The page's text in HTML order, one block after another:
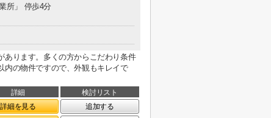
所」 停歩4分
あります。多くの方からこだわり条件
内の物件ですので、外観もキレイで
詳細
検討リスト
詳細を見る
追加する